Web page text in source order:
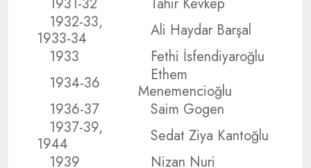
1932-33,
1933-34
Ali Haydar Barşal
1933
Fethi İsfendiyaroğlu
1934-36
Ethem
Menemencioğlu
1936-37
Saim Gogen
1937-39,
1944
Sedat Ziya Kantoğlu
1939
Nizan Nuri